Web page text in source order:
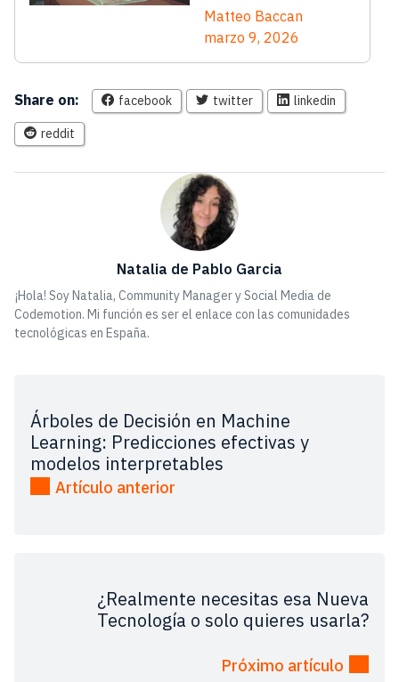
Matteo Baccan
marzo 9, 2026
Share on: facebook twitter linkedin
reddit
Natalia de Pablo Garcia
¡Hola! Soy Natalia, Community Manager y Social Media de
Codemotion. Mi función es ser el enlace con las comunidades
tecnológicas en España.
Árboles de Decisión en Machine
Learning: Predicciones efectivas y
modelos interpretables
Artículo anterior
¿Realmente necesitas esa Nueva
Tecnología o solo quieres usarla?
Próximo artículo